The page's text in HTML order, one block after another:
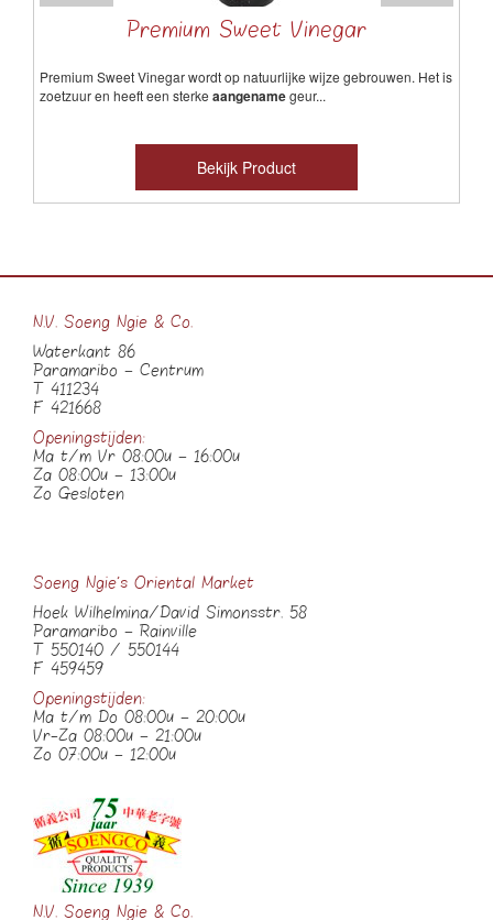
Premium Sweet Vinegar
Premium Sweet Vinegar wordt op natuurlijke wijze gebrouwen. Het is
zoetzuur en heeft een sterke aangenamegeur...
Bekijk Product
N.V. Soeng Ngie & Co.
Waterkant 86
Paramaribo – Centrum
T 411234
F 421668
Openingstijden:
Ma t/m Vr 08:00u – 16:00u
Za 08:00u – 13:00u
Zo Gesloten
Soeng Ngie’s Oriental Market
Hoek Wilhelmina/David Simonsstr. 58
Paramaribo – Rainville
T 550140 / 550144
F 459459
Openingstijden:
Ma t/m Do 08:00u – 20:00u
Vr-Za 08:00u – 21:00u
Zo 07:00u – 12:00u
N.V. Soeng Ngie & Co.